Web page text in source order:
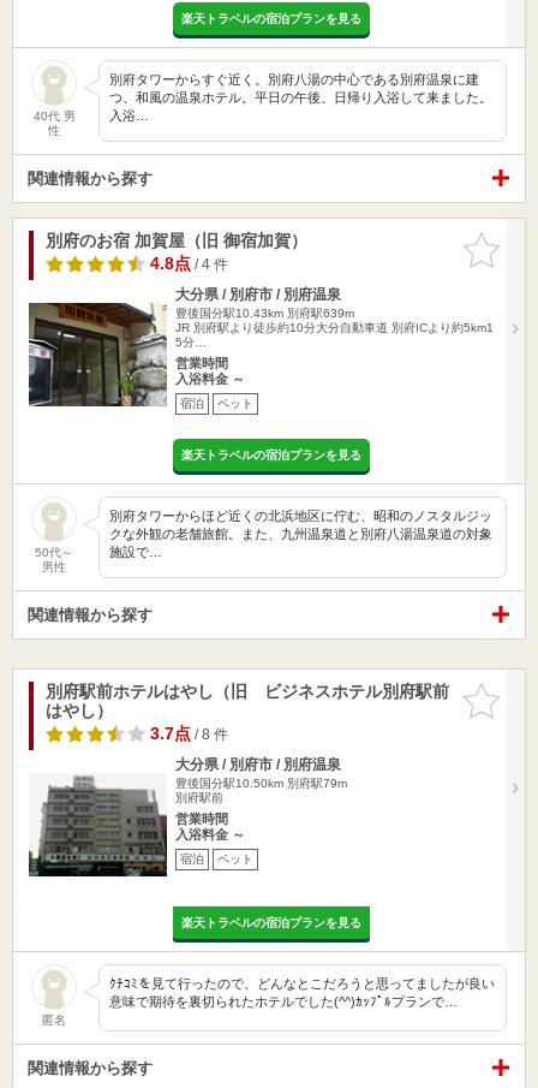
楽天トラベルの宿泊プランを見る
40代 男
性
別府タワーからすぐ近く。別府八湯の中心である別府温泉に建
つ、和風の温泉ホテル。平日の午後、日帰り入浴して来ました。
入浴…
関連情報から探す
お気に入
りに追加
別府のお宿 加賀屋（旧 御宿加賀）
4.8点/ 4 件
大分県 / 別府市 / 別府温泉
豊後国分駅10.43km 別府駅639m
JR 別府駅より徒歩約10分大分自動車道 別府ICより約5km1
5分…
営業時間
入浴料金 ～
宿泊 ペット
楽天トラベルの宿泊プランを見る
50代～
男性
別府タワーからほど近くの北浜地区に佇む、昭和のノスタルジッ
クな外観の老舗旅館。また、九州温泉道と別府八湯温泉道の対象
施設で…
関連情報から探す
お気に入
りに追加
別府駅前ホテルはやし（旧 ビジネスホテル別府駅前
はやし）
3.7点/ 8 件
大分県 / 別府市 / 別府温泉
豊後国分駅10.50km 別府駅79m
別府駅前
営業時間
入浴料金 ～
宿泊 ペット
楽天トラベルの宿泊プランを見る
匿名
ｸﾁｺﾐを見て行ったので、どんなとこだろうと思ってましたが良い
意味で期待を裏切られたホテルでした(^^)ｶｯﾌﾟﾙプランで…
関連情報から探す